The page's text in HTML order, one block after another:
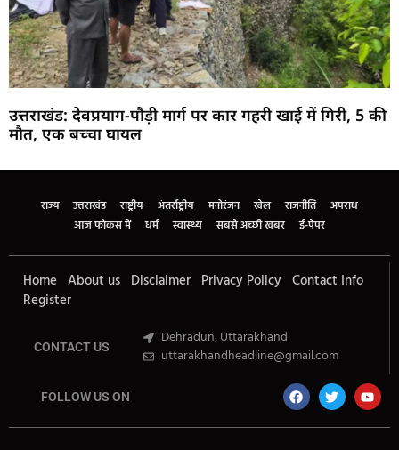
उत्तराखंड: देवप्रयाग-पौड़ी मार्ग पर कार गहरी खाई में गिरी, 5 की
मौत, एक बच्चा घायल
राज्य उत्तराखंड राष्ट्रीय अंतर्राष्ट्रीय मनोरंजन खेल राजनीति
अपराध
आज फोकस में
धर्म स्वास्थ्य सबसे अच्छी खबर ई-पेपर
Home About us Disclaimer Privacy Policy Contact Info
Register
CONTACT US
Dehradun, Uttarakhand
uttarakhandheadline@gmail.com
FOLLOW US ON